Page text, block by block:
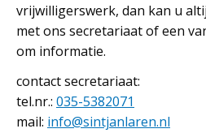
vrijwilligerswerk, dan kan u
met ons secretariaat of een
om informatie.
contact secretariaat:
tel.nr.: 035-5382071
mail: info@sintjanlaren.nl